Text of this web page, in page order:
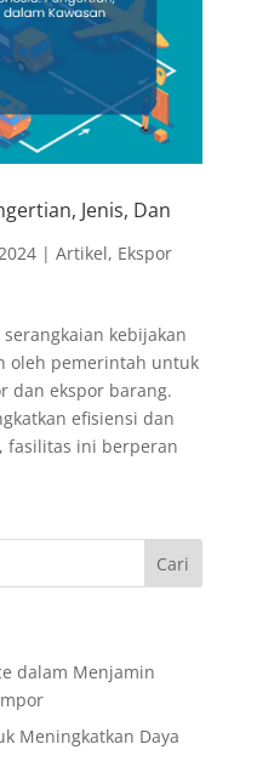
Jenis, Dan
| Artikel, Ekspor
kebijakan
oleh pemerintah untuk
dan ekspor barang.
efisiensi dan
fasilitas ini berperan
dalam Menjamin
Meningkatkan Daya